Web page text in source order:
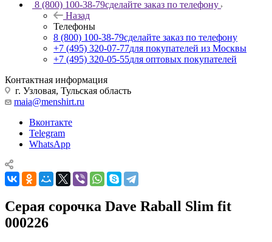
8 (800) 100-38-79сделайте заказ по телефону
Назад
Телефоны
8 (800) 100-38-79сделайте заказ по телефону
+7 (495) 320-07-77для покупателей из Москвы
+7 (495) 320-05-55для оптовых покупателей
Контактная информация
г. Узловая, Тульская область
maia@menshirt.ru
Вконтакте
Telegram
WhatsApp
Серая сорочка Dave Raball Slim fit
000226